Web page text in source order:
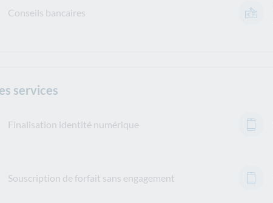
Conseils bancaires
services
Finalisation identité numérique
Souscription de forfait sans engagement